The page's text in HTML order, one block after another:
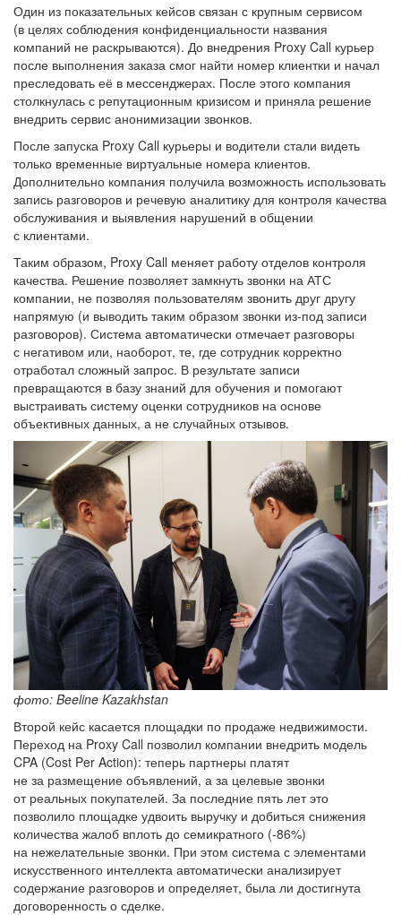
Один из показательных кейсов связан с крупным сервисом
(в целях соблюдения конфиденциальности названия
компаний не раскрываются). До внедрения Proxy Call курьер
после выполнения заказа смог найти номер клиентки и начал
преследовать её в мессенджерах. После этого компания
столкнулась с репутационным кризисом и приняла решение
внедрить сервис анонимизации звонков.
После запуска Proxy Call курьеры и водители стали видеть
только временные виртуальные номера клиентов.
Дополнительно компания получила возможность использовать
запись разговоров и речевую аналитику для контроля качества
обслуживания и выявления нарушений в общении
с клиентами.
Таким образом, Proxy Call меняет работу отделов контроля
качества. Решение позволяет замкнуть звонки на АТС
компании, не позволяя пользователям звонить друг другу
напрямую (и выводить таким образом звонки из-под записи
разговоров). Система автоматически отмечает разговоры
с негативом или, наоборот, те, где сотрудник корректно
отработал сложный запрос. В результате записи
превращаются в базу знаний для обучения и помогают
выстраивать систему оценки сотрудников на основе
объективных данных, а не случайных отзывов.
фото: Beeline Kazakhstan
Второй кейс касается площадки по продаже недвижимости.
Переход на Proxy Call позволил компании внедрить модель
CPA (Cost Per Action): теперь партнеры платят
не за размещение объявлений, а за целевые звонки
от реальных покупателей. За последние пять лет это
позволило площадке удвоить выручку и добиться снижения
количества жалоб вплоть до семикратного (-86%)
на нежелательные звонки. При этом система с элементами
искусственного интеллекта автоматически анализирует
содержание разговоров и определяет, была ли достигнута
договоренность о сделке.